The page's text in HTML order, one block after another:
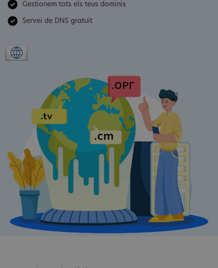
Gestionem tots els teus dominis
Servei de DNS gratuït